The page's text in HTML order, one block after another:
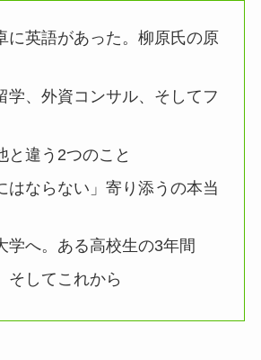
に英語があった。柳原氏の原
学、外資コンサル、そしてフ
と違う2つのこと
はならない」寄り添うの本当
学へ。ある高校生の3年間
そしてこれから